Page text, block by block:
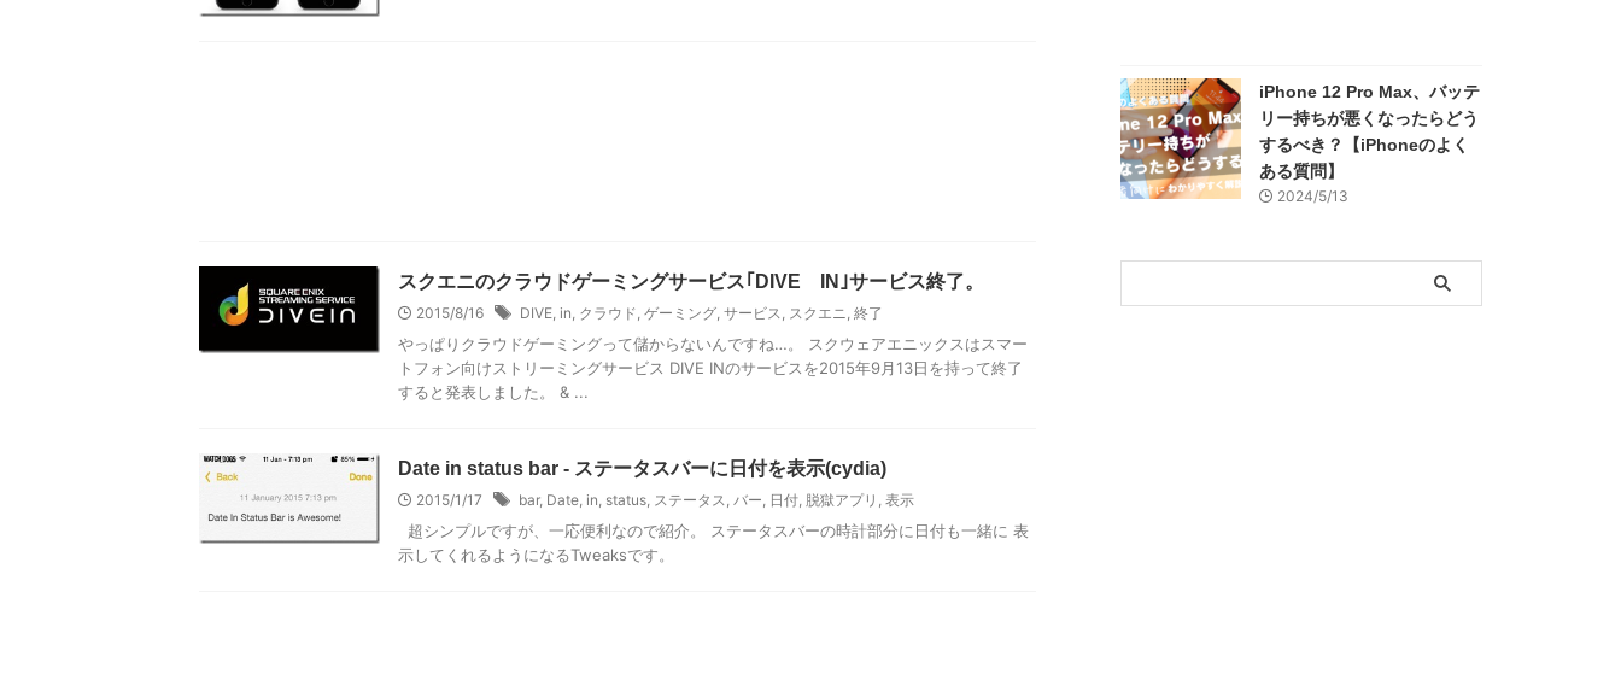
スクエニのクラウドゲーミングサービス｢DIVE IN｣サービス終了。
2015/8/16 DIVE, in, クラウド, ゲーミング, サービス, スクエニ, 終了
やっぱりクラウドゲーミングって儲からないんですね…。 スクウェアエニックスはスマー
トフォン向けストリーミングサービス DIVE INのサービスを2015年9月13日を持って終了
すると発表しました。 & ...
Date in status bar - ステータスバーに日付を表示(cydia)
2015/1/17 bar, Date, in, status, ステータス, バー, 日付, 脱獄アプリ , 表示
超シンプルですが、一応便利なので紹介。 ステータスバーの時計部分に日付も一緒に 表
示してくれるようになるTweaksです。
iPhone 12 Pro Max、バッテ
リー持ちが悪くなったらどう
するべき？【iPhoneのよく
ある質問】
2024/5/13